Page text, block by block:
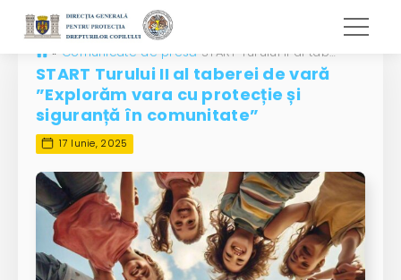
» Comunicate de presă START Turului II al taberei de vară ”Explorăm vara cu protecție și siguranță în comunitate”
START Turului II al taberei de vară
”Explorăm vara cu protecție și
siguranță în comunitate”
17 Iunie, 2025